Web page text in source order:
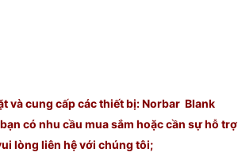
và cung cấp các thiết bị: Norbar Blank
có nhu cầu mua sắm hoặc cần sự hỗ trợ
lòng liên hệ với chúng tôi;